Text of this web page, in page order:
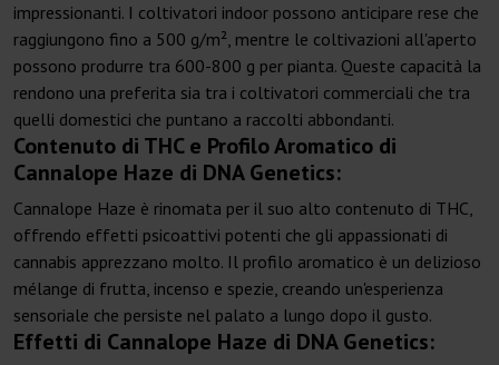
impressionanti. I coltivatori indoor possono anticipare rese che
raggiungono fino a 500 g/m², mentre le coltivazioni all'aperto
possono produrre tra 600-800 g per pianta. Queste capacità la
rendono una preferita sia tra i coltivatori commerciali che tra
quelli domestici che puntano a raccolti abbondanti.
Contenuto di THC e Profilo Aromatico di
Cannalope Haze di DNA Genetics:
Cannalope Haze è rinomata per il suo alto contenuto di THC,
offrendo effetti psicoattivi potenti che gli appassionati di
cannabis apprezzano molto. Il profilo aromatico è un delizioso
mélange di frutta, incenso e spezie, creando un'esperienza
sensoriale che persiste nel palato a lungo dopo il gusto.
Effetti di Cannalope Haze di DNA Genetics: